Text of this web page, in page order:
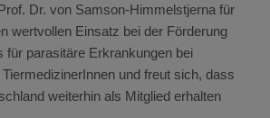
Dr. von Samson-Himmelstjerna für
wertvollen Einsatz bei der Förderung
für parasitäre Erkrankungen bei
und freut sich, dass
weiterhin als Mitglied erhalten